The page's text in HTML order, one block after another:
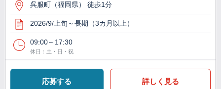
呉服町（福岡県） 徒歩1分
2026/9/上旬～長期（3カ月以上）
09:00～17:30
休日：土・日・祝
応募する 詳しく見る